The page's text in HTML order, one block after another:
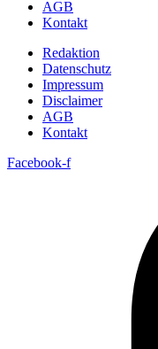
AGB
Kontakt
Redaktion
Datenschutz
Impressum
Disclaimer
AGB
Kontakt
Facebook-f